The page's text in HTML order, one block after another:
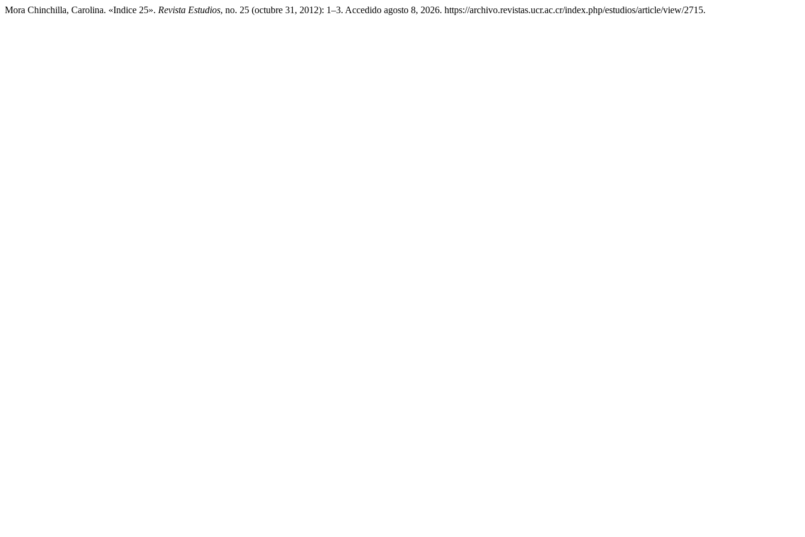
Mora Chinchilla, Carolina. «Indice 25». Revista Estudios, no. 25 (octubre 31, 2012): 1–3. Accedido agosto 8, 2026. https://archivo.revistas.ucr.ac.cr/index.php/estudios/article/view/2715.